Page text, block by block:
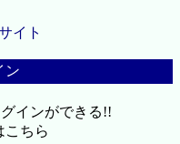
イト
ン
インができる!!
こちら